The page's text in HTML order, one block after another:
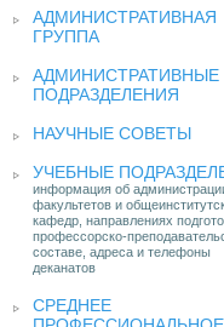
АДМИНИСТРАТИВНАЯ
ГРУППА
АДМИНИСТРАТИВНЫЕ
ПОДРАЗДЕЛЕНИЯ
НАУЧНЫЕ СОВЕТЫ
УЧЕБНЫЕ
информация об
факультетов и
кафедр, направлениях
профессорско-
составе, адреса и телефоны
деканатов
СРЕДНЕЕ